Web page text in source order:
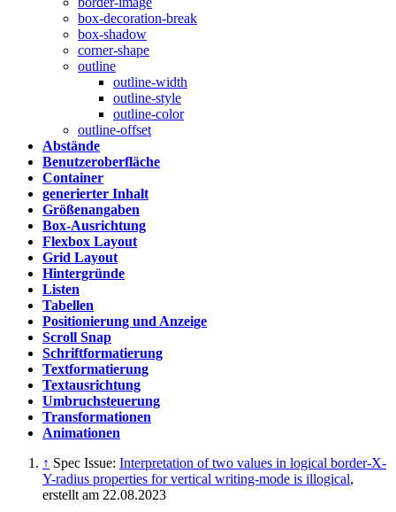
box-decoration-break
box-shadow
corner-shape
outline
outline-width
outline-style
outline-color
outline-offset
Abstände
Benutzeroberfläche
Container
generierter Inhalt
Größenangaben
Box-Ausrichtung
Flexbox Layout
Grid Layout
Hintergründe
Listen
Tabellen
Positionierung und Anzeige
Scroll Snap
Schriftformatierung
Textformatierung
Textausrichtung
Umbruchsteuerung
Transformationen
Animationen
↑ Spec Issue: Interpretation of two values in logical border-X-
Y-radius properties for vertical writing-mode is illogical,
erstellt am 22.08.2023